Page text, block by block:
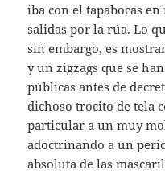
iba con el tapabocas
salidas por la rúa. Lo
sin embargo, es
y un zigzags que se
públicas antes de
dichoso trocito de tela
particular a un muy
adoctrinando a un
absoluta de las